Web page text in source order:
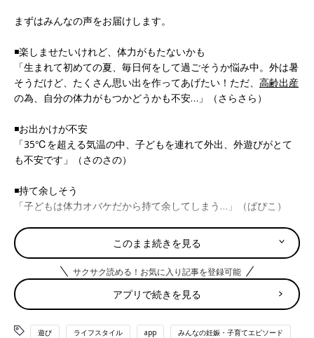
まずはみんなの声をお届けします。
◾️楽しませたいけれど、体力がもたないかも
「生まれて初めての夏、毎日何をして過ごそうか悩み中。外は暑
そうだけど、たくさん思い出を作ってあげたい！ただ、 高齢出産
の為、自分の体力がもつかどうかも不安…」（さらさら）
◾️お出かけが不安
「35℃を超える気温の中、子どもを連れて外出、外遊びがとて
も不安です」（さのさの）
◾️持て余しそう
「子どもは体力オバケだから持て余してしまう…」（ぱぴこ）
◾️遊びのレパートリーが少ない！
「毎日何をして遊んであげたらよいのか…。親の遊びのレパート
リーが少ない！」（むっちゃん）
◾️運動不足になりそう
「暑くて引きこもりがちになるので、運動不足が心配です」（な
うさん）
このまま続きを見る
サクサク読める！お気に入り記事を登録可能
アプリで続きを見る
遊び ライフスタイル app みんなの妊娠・子育てエピソード